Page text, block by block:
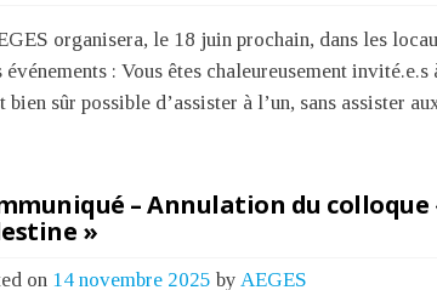
organisera, le 18 juin prochain, dans les
: Vous êtes chaleureusement invité.e.s
bien sûr possible d’assister à l’un, sans assister
– Annulation du colloque
»
on 14 novembre 2025 by AEGES